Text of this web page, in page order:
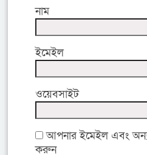
নাম
ইমেইল
ওয়েবসাইট
আপনার ইমেইল এবং
করুন